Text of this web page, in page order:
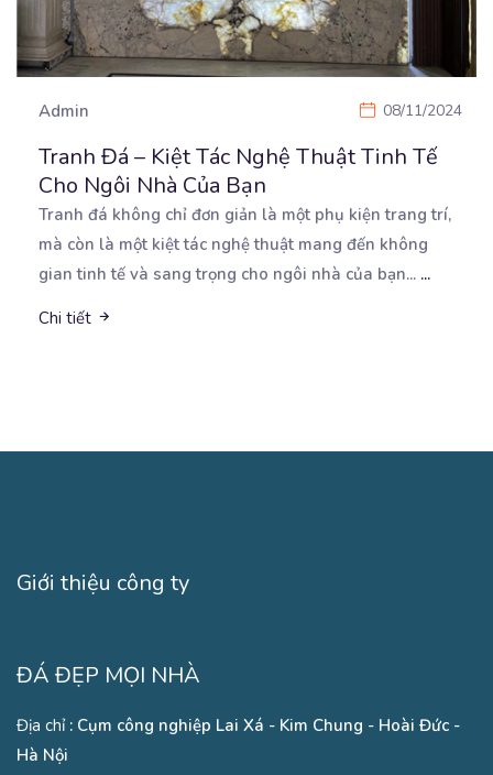
Admin 08/11/2024
Tranh Đá – Kiệt Tác Nghệ Thuật Tinh Tế
Cho Ngôi Nhà Của Bạn
Tranh đá không chỉ đơn giản là một phụ kiện trang trí,
mà còn là một kiệt tác nghệ thuật mang đến không
gian tinh tế và sang trọng cho ngôi nhà của bạn... ...
Chi tiết
Giới thiệu công ty
ĐÁ ĐẸP MỌI NHÀ
Địa chỉ : Cụm công nghiệp Lai Xá - Kim Chung - Hoài Đức -
Hà Nội